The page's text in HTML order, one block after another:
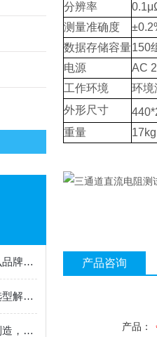
全自动电容电流测试仪什么品牌好：好品牌如何兼顾精准测量与现场实战需求？
雷电电压发生器试验装置选型解析，武汉特高压与武汉承试技术与工况对比
长期合作！诚信靠谱匠心制造，雷电冲击高压发生器认准武汉特高压电力科技
分辨率
测量准确度
数据存储容量150
电源
AC
工作环境
环
外形尺寸
重量 17kg
产品咨询
产品：